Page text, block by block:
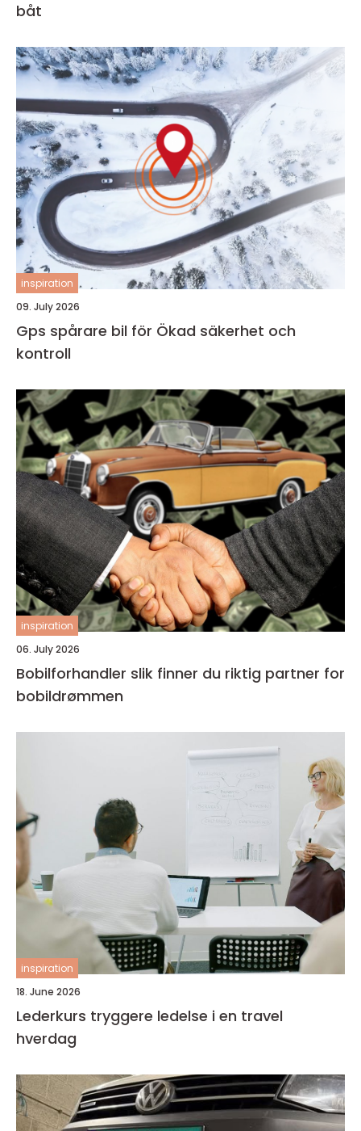
båt
inspiration
09. July 2026
Gps spårare bil för Ökad säkerhet och
kontroll
inspiration
06. July 2026
Bobilforhandler slik finner du riktig partner for
bobildrømmen
inspiration
18. June 2026
Lederkurs tryggere ledelse i en travel
hverdag